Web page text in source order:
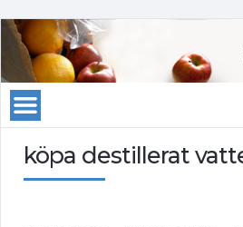
köpa destillerat